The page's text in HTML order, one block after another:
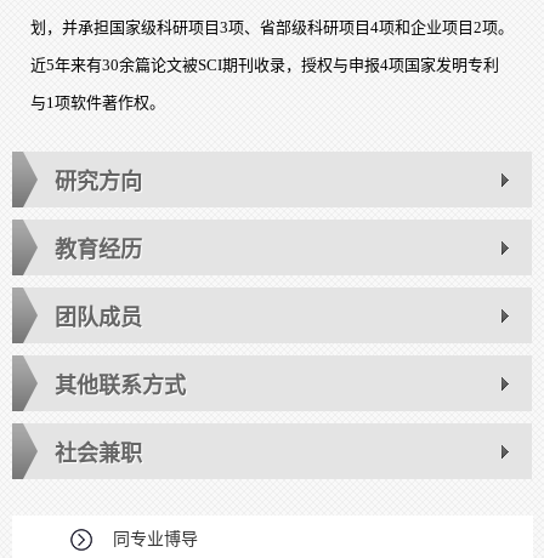
划，并承担国家级科研项目3项、省部级科研项目4项和企业项目2项。
近5年来有30余篇论文被SCI期刊收录，授权与申报4项国家发明专利
与1项软件著作权。
研究方向
教育经历
团队成员
其他联系方式
社会兼职
同专业博导